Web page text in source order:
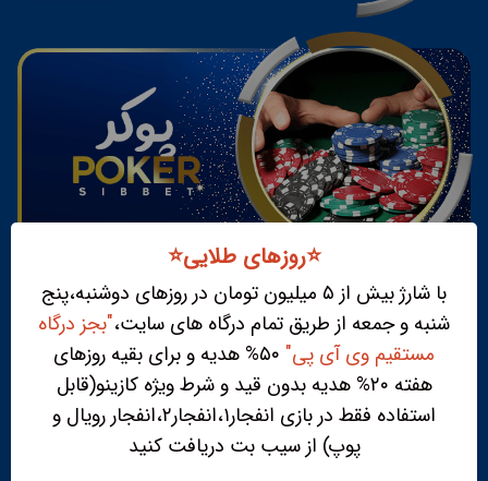
⭐️روزهای طلایی⭐️
با شارژ بیش از ۵ میلیون تومان در روزهای دوشنبه،پنج
شنبه و جمعه از طریق تمام درگاه های سایت،"بجز درگاه
مستقیم وی آی پی"
۵۰% هدیه و برای بقیه روزهای
هفته ۲۰% هدیه بدون قید و شرط ویژه کازینو(قابل
استفاده فقط در بازی انفجار۱،انفجار۲،انفجار رویال و
پوپ) از سیب بت دریافت کنید